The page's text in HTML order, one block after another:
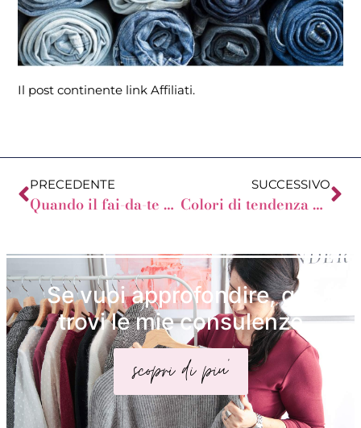
Il post continente link Affiliati.
PRECEDENTE
Quando il fai-da-te smette di funzionare (anche se sai tante cose)
SUCCESSIVO
Colori di tendenza per la Primavera 2025: come sceglierli e abbinarli con stile
Se vuoi approfondire, qui
trovi le mie consulenze
scopri di piu'